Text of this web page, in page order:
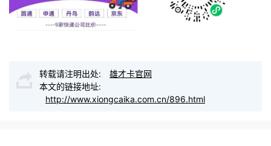
转载请注明出处:
雄才卡官网
本文的链接地址:
http://www.xiongcaika.com.cn/896.html